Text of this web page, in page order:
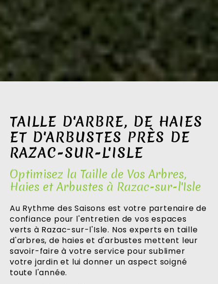
TAILLE D'ARBRE, DE HAIES
ET D'ARBUSTES PRÈS DE
RAZAC-SUR-L'ISLE
Optimisez la Taille de Vos Arbres,
Haies et Arbustes à Razac-sur-l'Isle
Au Rythme des Saisons est votre partenaire de
confiance pour l'entretien de vos espaces
verts à Razac-sur-l'Isle. Nos experts en taille
d'arbres, de haies et d'arbustes mettent leur
savoir-faire à votre service pour sublimer
votre jardin et lui donner un aspect soigné
toute l'année.